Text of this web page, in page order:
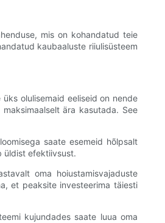
mis on kohandatud teie
kaubaaluste riiulisüsteem
olulisemaid eeliseid on nende
ära kasutada. See
saate esemeid hõlpsalt
üldist efektiivsust.
oma hoiustamisvajaduste
et peaksite investeerima täiesti
kujundades saate luua oma